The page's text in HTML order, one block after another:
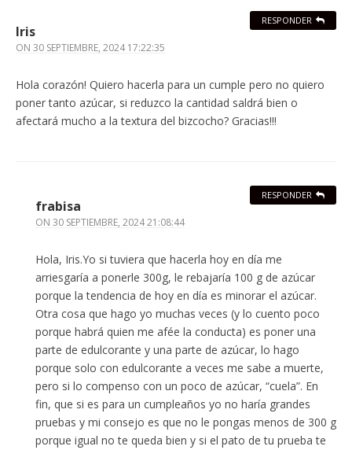
Iris
ON 30 SEPTIEMBRE, 2024 17:22:35
Hola corazón! Quiero hacerla para un cumple pero no quiero
poner tanto azúcar, si reduzco la cantidad saldrá bien o
afectará mucho a la textura del bizcocho? Gracias!!!
RESPONDER
frabisa
ON 30 SEPTIEMBRE, 2024 21:08:44
Hola, Iris.Yo si tuviera que hacerla hoy en día me
arriesgaría a ponerle 300g, le rebajaría 100 g de azúcar
porque la tendencia de hoy en día es minorar el azúcar.
Otra cosa que hago yo muchas veces (y lo cuento poco
porque habrá quien me afée la conducta) es poner una
parte de edulcorante y una parte de azúcar, lo hago
porque solo con edulcorante a veces me sabe a muerte,
pero si lo compenso con un poco de azúcar, “cuela”. En
fin, que si es para un cumpleaños yo no haría grandes
pruebas y mi consejo es que no le pongas menos de 300 g
porque igual no te queda bien y si el pato de tu prueba te
RESPONDER